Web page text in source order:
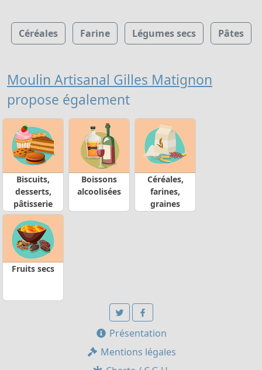
Céréales Farine Légumes secs Pâtes
Moulin Artisanal Gilles Matignon
propose également
Biscuits,
desserts,
pâtisserie
Boissons
alcoolisées
Céréales,
farines,
graines
Fruits secs
Présentation
Mentions légales